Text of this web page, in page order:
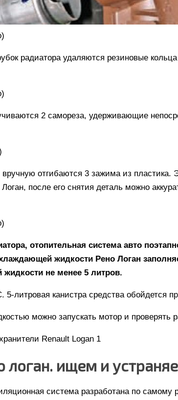
радиатора удаляются резиновые
2 самореза, удерживающие
отгибаются 3 зажима из пластика.
после его снятия деталь можно
отопительная система авто
жидкости Рено Логан
не менее 5 литров.
литровая канистра средства обойдется
можно запускать мотор и проверять
Renault Logan 1
логан. ищем и
система разработана по самому